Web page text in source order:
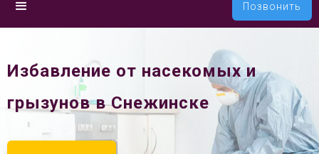
Позвонить
Избавление от насекомых и
грызунов в Снежинске